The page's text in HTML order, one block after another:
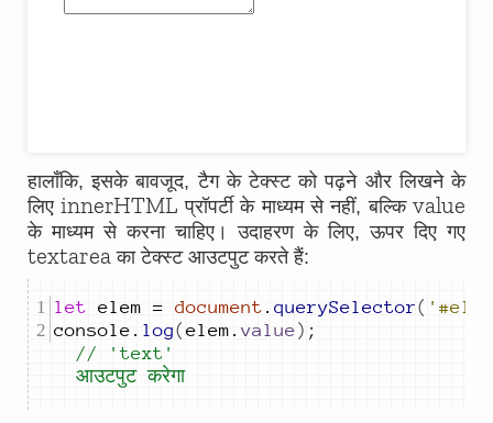
हालाँकि, इसके बावजूद, टैग के टेक्स्ट को पढ़ने और लिखने के
लिएinnerHTML प्रॉपर्टी के माध्यम से नहीं, बल्कि value
के माध्यम से करना चाहिए। उदाहरण के लिए, ऊपर दिए गए
textarea का टेक्स्ट आउटपुट करते हैं:
let elem = document . querySelector(
console . log( elem . value) ;
// 'text'
आउटपुट करेगा